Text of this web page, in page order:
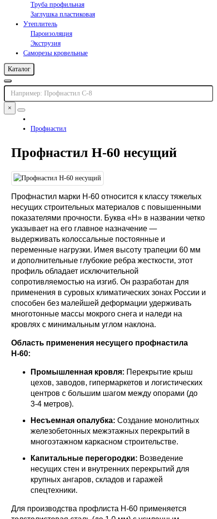
Труба профильная
Заглушка пластиковая
Утеплитель
Пароизоляция
Экструзия
Саморезы кровельные
Каталог
×
Профнастил
Профнастил Н-60 несущий
Профнастил марки Н-60 относится к классу тяжелых
несущих строительных материалов с повышенными
показателями прочности. Буква «Н» в названии четко
указывает на его главное назначение —
выдерживать колоссальные постоянные и
переменные нагрузки. Имея высоту трапеции 60 мм
и дополнительные глубокие ребра жесткости, этот
профиль обладает исключительной
сопротивляемостью на изгиб. Он разработан для
применения в суровых климатических зонах России и
способен без малейшей деформации удерживать
многотонные массы мокрого снега и наледи на
кровлях с минимальным углом наклона.
Область применения несущего профнастила
Н-60:
Промышленная кровля: Перекрытие крыш
цехов, заводов, гипермаркетов и логистических
центров с большим шагом между опорами (до
3-4 метров).
Несъемная опалубка: Создание монолитных
железобетонных межэтажных перекрытий в
многоэтажном каркасном строительстве.
Капитальные перегородки: Возведение
несущих стен и внутренних перекрытий для
крупных ангаров, складов и гаражей
спецтехники.
Для производства профлиста Н-60 применяется